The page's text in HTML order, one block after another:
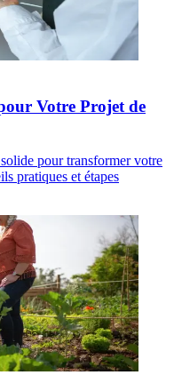
Votre Projet de
pour transformer votre
pratiques et étapes